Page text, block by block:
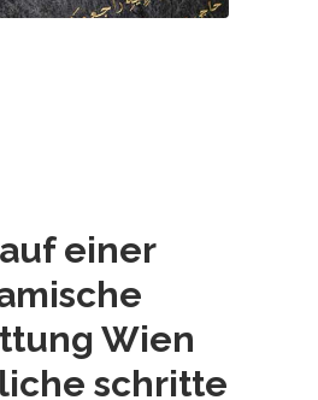
einer
Wien
schritte